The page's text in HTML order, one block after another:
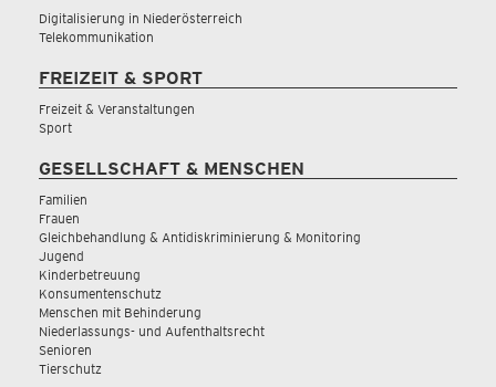
Digitalisierung in Niederösterreich
Telekommunikation
FREIZEIT & SPORT
Freizeit & Veranstaltungen
Sport
GESELLSCHAFT & MENSCHEN
Familien
Frauen
Gleichbehandlung & Antidiskriminierung & Monitoring
Jugend
Kinderbetreuung
Konsumentenschutz
Menschen mit Behinderung
Niederlassungs- und Aufenthaltsrecht
Senioren
Tierschutz